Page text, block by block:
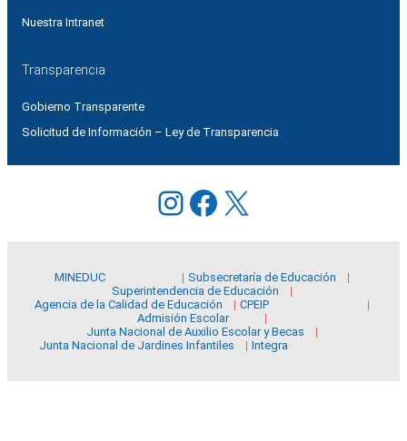
Nuestra Intranet
Transparencia
Gobierno Transparente
Solicitud de Información – Ley de Transparencia
Instagram
Facebook
X
MINEDUC
Subsecretaría de Educación
Superintendencia de Educación
Agencia de la Calidad de Educación
CPEIP
Admisión Escolar
Junta Nacional de Auxilio Escolar y Becas
Junta Nacional de Jardines Infantiles
Integra